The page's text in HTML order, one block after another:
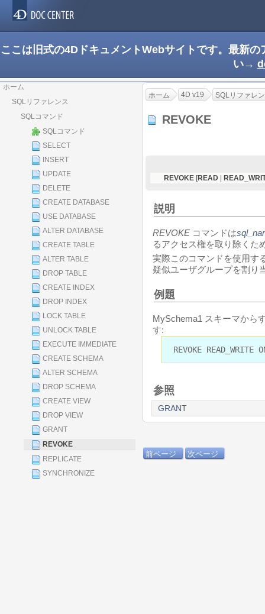
ここは旧式の4DドキュメントWebサイトです。最新
い→
ホーム
SQLリファレンス
SQLコマンド
SQLコマンド
SELECT
INSERT
UPDATE
DELETE
CREATE DATABASE
USE DATABASE
ALTER DATABASE
CREATE TABLE
ALTER TABLE
DROP TABLE
CREATE INDEX
DROP INDEX
LOCK TABLE
UNLOCK TABLE
EXECUTE IMMEDIATE
CREATE SCHEMA
ALTER SCHEMA
DROP SCHEMA
CREATE VIEW
DROP VIEW
GRANT
REVOKE
REPLICATE
SYNCHRONIZE
ホーム 4D v19 SQLリファレ
REVOKE
REVOKE [READ
説明
REVOKE コマンドは
るアクセス権を取り除くた
実際このコマンドを使用す
疑似ユーザグループを割り
例題
MySchema1 スキーマから
す:
REVOKE READ_WRITE
参照
GRANT
前ページ 次ページ